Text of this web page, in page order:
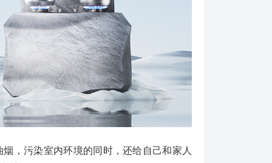
，污染室内环境的同时，还给自己和家人